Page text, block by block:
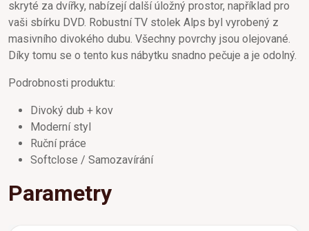
skryté za dvířky, nabízejí další úložný prostor, například pro
vaši sbírku DVD. Robustní TV stolek Alps byl vyrobený z
masivního divokého dubu. Všechny povrchy jsou olejované.
Díky tomu se o tento kus nábytku snadno pečuje a je odolný.
Podrobnosti produktu:
Divoký dub + kov
Moderní styl
Ruční práce
Softclose / Samozavírání
Parametry